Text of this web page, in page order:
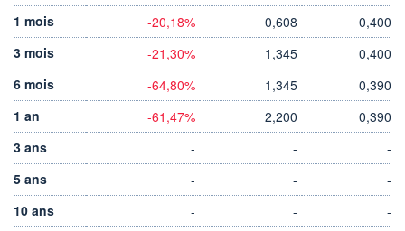
1 mois
-20,18% 0,608
0,400
3 mois
-21,30% 1,345
0,400
6 mois
-64,80% 1,345
0,390
1 an
-61,47% 2,200
0,390
3 ans
- -
-
5 ans
- -
-
10 ans
- -
-